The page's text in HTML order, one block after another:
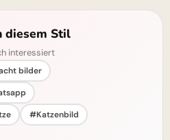
diesem Stil
interessiert
bilder
#Katzenbild